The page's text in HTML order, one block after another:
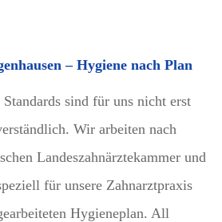
– Hygiene nach Plan
sind für uns nicht erst
Wir arbeiten nach
Landeszahnärztekammer und
für unsere Zahnarztpraxis
Hygieneplan. All